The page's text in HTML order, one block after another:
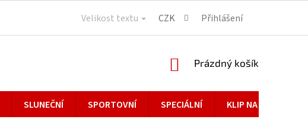
Velikost textu CZK Přihlášení
NÁKUPNÍ
Prázdný košík
SLUNEČNÍ SPORTOVNÍ SPECIÁLNÍ KLIP NA BRÝLE